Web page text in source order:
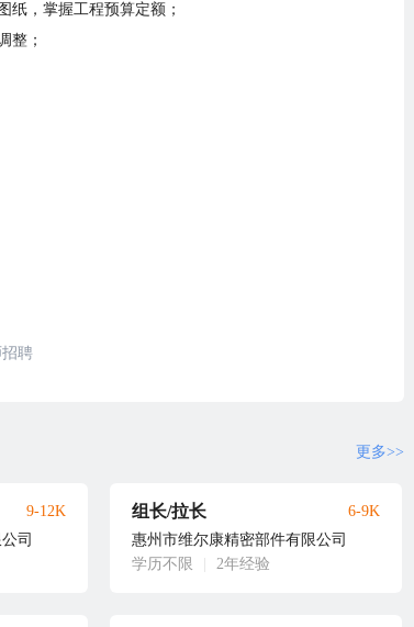
纸，掌握工程预算定额；
整；
聘
更多>>
司
9-12K 组长/拉长
惠州市维尔康精密部件有限公司
学历不限
2年经验
6-9K